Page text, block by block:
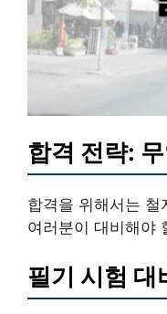
합격 전략:
합격을 위해서는 철
여러분이 대비해야
필기 시험 대